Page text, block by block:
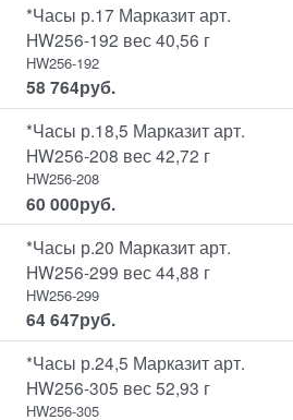
*Часы р.17 Марказит арт.
HW256-192 вес 40,56 г
HW256-192
58 764руб.
*Часы р.18,5 Марказит арт.
HW256-208 вес 42,72 г
HW256-208
60 000руб.
*Часы р.20 Марказит арт.
HW256-299 вес 44,88 г
HW256-299
64 647руб.
*Часы р.24,5 Марказит арт.
HW256-305 вес 52,93 г
HW256-305